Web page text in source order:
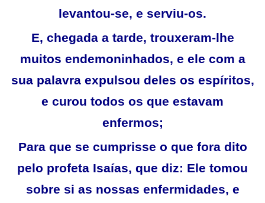
levantou-se, e serviu-os.
E, chegada a tarde, trouxeram-lhe
muitos endemoninhados, e ele com a
sua palavra expulsou deles os espíritos,
e curou todos os que estavam
enfermos;
Para que se cumprisse o que fora dito
pelo profeta Isaías, que diz: Ele tomou
sobre si as nossas enfermidades, e